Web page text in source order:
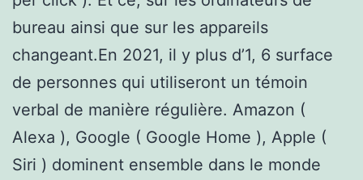
bureau ainsi que sur les appareils
changeant.En 2021, il y plus d’1, 6 surface
de personnes qui utiliseront un témoin
verbal de manière régulière. Amazon (
Alexa ), Google ( Google Home ), Apple (
Siri ) dominent ensemble dans le monde